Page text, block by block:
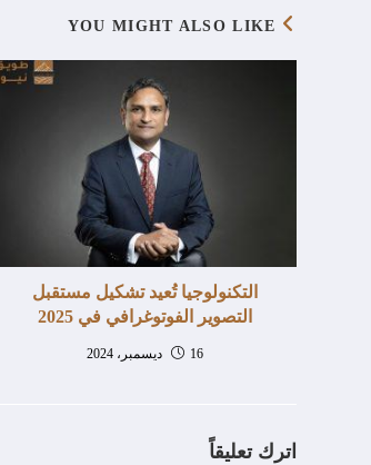
YOU MIGHT ALSO LIKE
التكنولوجيا تُعيد تشكيل مستقبل
التصوير الفوتوغرافي في 2025
16 ديسمبر، 2024
اترك تعليقاً